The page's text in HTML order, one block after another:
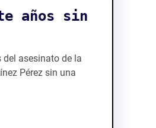
años sin
asesinato de la
Pérez sin una